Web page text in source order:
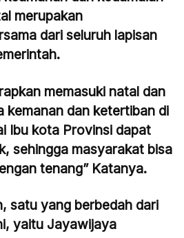
merupakan
dari seluruh lapisan
memasuki natal dan
kemanan dan ketertiban di
Ibu kota Provinsi dapat
sehingga masyarakat bisa
tenang” Katanya.
satu yang berbedah dari
yaitu Jayawijaya